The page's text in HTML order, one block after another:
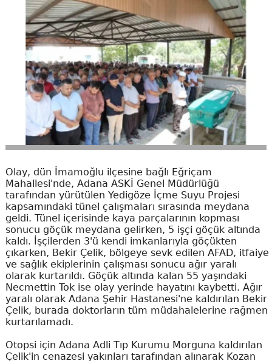
Olay, dün İmamoğlu ilçesine bağlı Eğriçam
Mahallesi'nde, Adana ASKİ Genel Müdürlüğü
tarafından yürütülen Yedigöze İçme Suyu Projesi
kapsamındaki tünel çalışmaları sırasında meydana
geldi. Tünel içerisinde kaya parçalarının kopması
sonucu göçük meydana gelirken, 5 işçi göçük altında
kaldı. İşçilerden 3'ü kendi imkanlarıyla göçükten
çıkarken, Bekir Çelik, bölgeye sevk edilen AFAD, itfaiye
ve sağlık ekiplerinin çalışması sonucu ağır yaralı
olarak kurtarıldı. Göçük altında kalan 55 yaşındaki
Necmettin Tok ise olay yerinde hayatını kaybetti. Ağır
yaralı olarak Adana Şehir Hastanesi'ne kaldırılan Bekir
Çelik, burada doktorların tüm müdahalelerine rağmen
kurtarılamadı.
Otopsi için Adana Adli Tıp Kurumu Morguna kaldırılan
Çelik'in cenazesi yakınları tarafından alınarak Kozan